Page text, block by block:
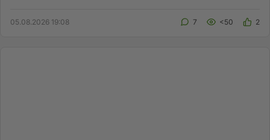
05.08.2026 19:08 7 <50 2